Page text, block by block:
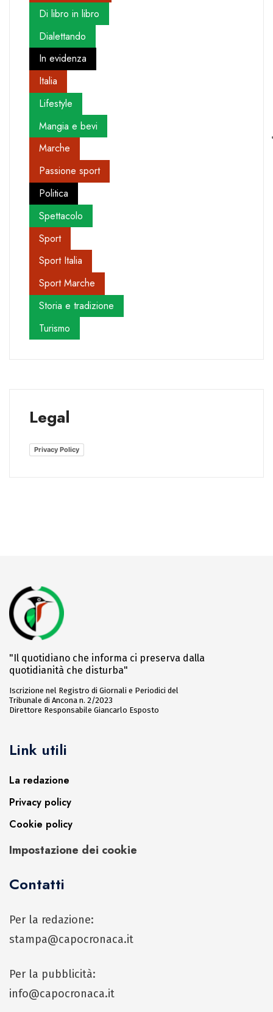
Di libro in libro
Dialettando
In evidenza
Italia
Lifestyle
Mangia e bevi
Marche
Passione sport
Politica
Spettacolo
Sport
Sport Italia
Sport Marche
Storia e tradizione
Turismo
Legal
Privacy Policy
"Il quotidiano che informa ci preserva dalla
quotidianità che disturba"
Iscrizione nel Registro di Giornali e Periodici del
Tribunale di Ancona n. 2/2023
Direttore Responsabile Giancarlo Esposto
Link utili
La redazione
Privacy policy
Cookie policy
Impostazione dei cookie
Contatti
Per la redazione:
stampa@capocronaca.it
Per la pubblicità:
info@capocronaca.it